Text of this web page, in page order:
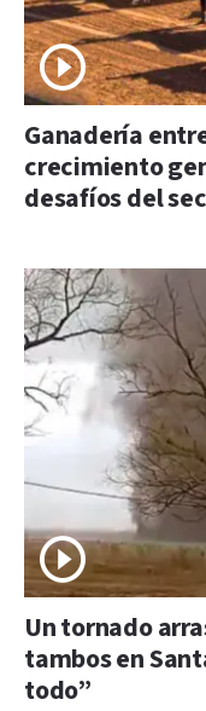
Ganadería
crecimiento
desafíos del
Un tornado
tambos en
todo”